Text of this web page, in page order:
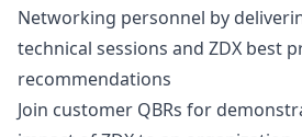
Networking personnel by
technical sessions and ZDX best
recommendations
Join customer QBRs for